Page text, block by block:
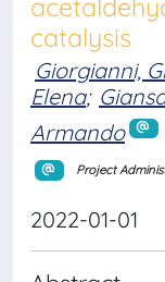
catalysis
Giorgianni,
Elena;
Armando
Project
2022-01-01